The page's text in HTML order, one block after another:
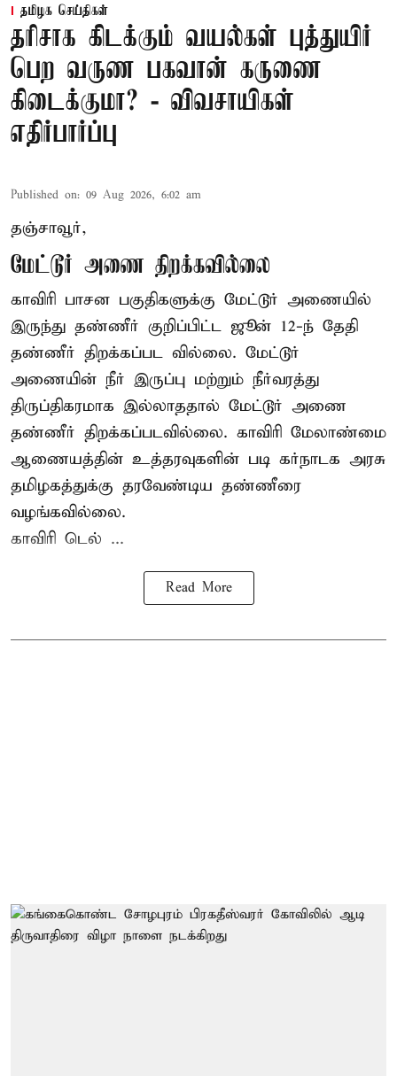
தமிழக செய்திகள்
தரிசாக கிடக்கும் வயல்கள் புத்துயிர்
பெற வருண பகவான் கருணை
கிடைக்குமா? - விவசாயிகள்
எதிர்பார்ப்பு
Published on: 09 Aug 2026, 6:02 am
தஞ்சாவூர்,
மேட்டூர் அணை திறக்கவில்லை
காவிரி பாசன பகுதிகளுக்கு மேட்டூர் அணையில்
இருந்து தண்ணீர் குறிப்பிட்ட ஜூன் 12-ந் தேதி
தண்ணீர் திறக்கப்பட வில்லை. மேட்டூர்
அணையின் நீர் இருப்பு மற்றும் நீர்வரத்து
திருப்திகரமாக இல்லாததால் மேட்டூர் அணை
தண்ணீர் திறக்கப்படவில்லை. காவிரி மேலாண்மை
ஆணையத்தின் உத்தரவுகளின் படி கர்நாடக அரசு
தமிழகத்துக்கு தரவேண்டிய தண்ணீரை
வழங்கவில்லை.
காவிரி டெல் ...
Read More